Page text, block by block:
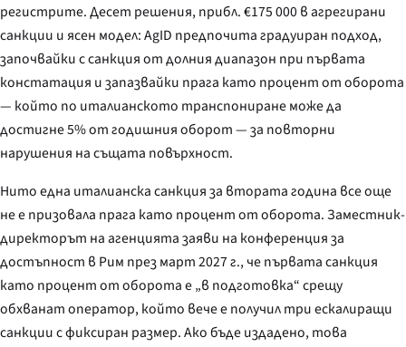
регистрите. Десет решения, прибл. €175 000 в агрегирани
санкции и ясен модел: AgID предпочита градуиран подход,
започвайки с санкция от долния диапазон при първата
констатация и запазвайки прага като процент от оборота
— който по италианското транспониране може да
достигне 5% от годишния оборот — за повторни
нарушения на същата повърхност.
Нито една италианска санкция за втората година все още
не е призовала прага като процент от оборота. Заместник-
директорът на агенцията заяви на конференция за
достъпност в Рим през март 2027 г., че първата санкция
като процент от оборота е „в подготовка“ срещу
обхванат оператор, който вече е получил три ескалиращи
санкции с фиксиран размер. Ако бъде издадено, това